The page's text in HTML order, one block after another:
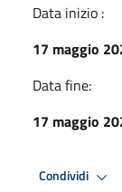
Data inizio :
17 maggio
Data fine:
17 maggio
Condividi